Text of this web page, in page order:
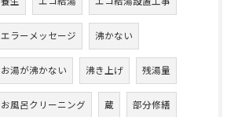
エラーメッセージ 沸かない
お湯が沸かない 沸き上げ 残湯量
お風呂クリーニング 蔵 部分修繕